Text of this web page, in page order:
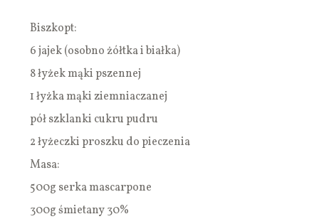
Biszkopt:
6 jajek (osobno żółtka i białka)
8 łyżek mąki pszennej
1 łyżka mąki ziemniaczanej
pół szklanki cukru pudru
2 łyżeczki proszku do pieczenia
Masa:
500g serka mascarpone
300g śmietany 30%